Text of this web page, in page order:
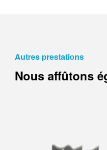
Autres prestations
Nous affûtons